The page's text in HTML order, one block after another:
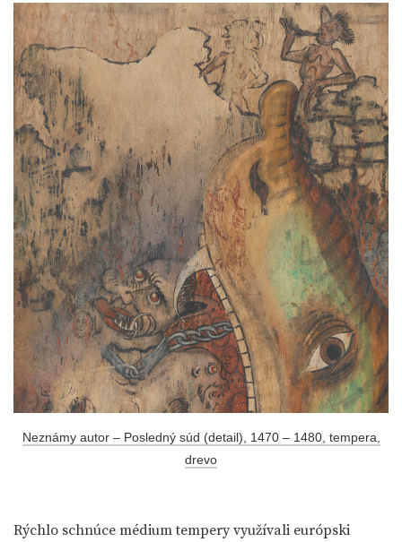
Neznámy autor – Posledný súd (detail), 1470 – 1480, tempera,
drevo
Rýchlo schnúce médium tempery využívali európski